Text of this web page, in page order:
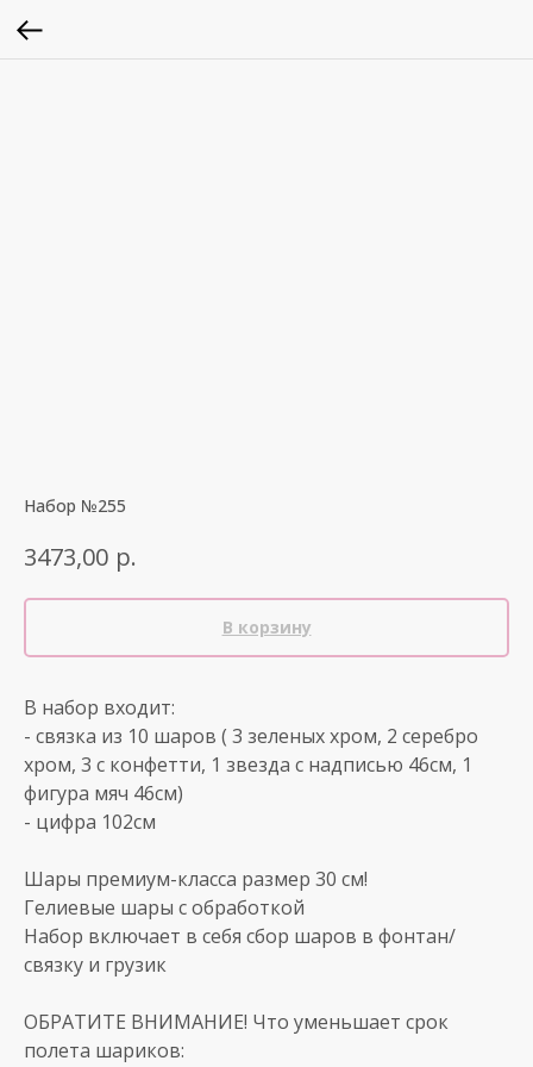
Набор №255
3473,00 р.
В корзину
В набор входит:
- связка из 10 шаров ( 3 зеленых хром, 2 серебро
хром, 3 с конфетти, 1 звезда с надписью 46см, 1
фигура мяч 46см)
- цифра 102см
Шары премиум-класса размер 30 см!
Гелиевые шары с обработкой
Набор включает в себя сбор шаров в фонтан/
связку и грузик
ОБРАТИТЕ ВНИМАНИЕ! Что уменьшает срок
полета шариков: